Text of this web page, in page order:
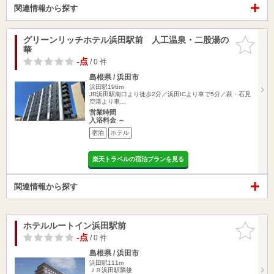
関連情報から探す
お気に入
りに追加
グリーンリッチホテル浜田駅前 人工温泉・二股湯の
華
-点/ 0 件
島根県 / 浜田市
浜田駅196m
JR浜田駅南口より徒歩2分／浜田ICより車で5分／萩・石見
空港より車…
営業時間
入浴料金 ～
宿泊 ホテル
楽天トラベルの宿泊プランを見る
関連情報から探す
お気に入
りに追加
ホテルルートイン浜田駅前
-点/ 0 件
島根県 / 浜田市
浜田駅111m
ＪＲ浜田駅隣接